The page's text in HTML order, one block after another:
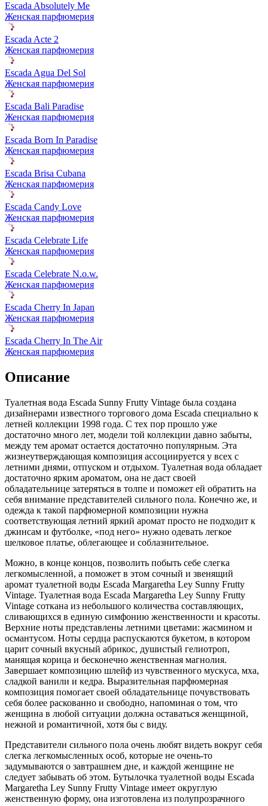
Escada Absolutely Me
Женская парфюмерия
Escada Acte 2
Женская парфюмерия
Escada Agua Del Sol
Женская парфюмерия
Escada Bali Paradise
Женская парфюмерия
Escada Born In Paradise
Женская парфюмерия
Escada Brisa Cubana
Женская парфюмерия
Escada Candy Love
Женская парфюмерия
Escada Celebrate Life
Женская парфюмерия
Escada Celebrate N.o.w.
Женская парфюмерия
Escada Cherry In Japan
Женская парфюмерия
Escada Cherry In The Air
Женская парфюмерия
Описание
Туалетная вода Escada Sunny Frutty Vintage была создана
дизайнерами известного торгового дома Escada специально к
летней коллекции 1998 года. С тех пор прошло уже
достаточно много лет, модели той коллекции давно забыты,
между тем аромат остается достаточно популярным. Эта
жизнеутверждающая композиция ассоциируется у всех с
летними днями, отпуском и отдыхом. Туалетная вода обладает
достаточно ярким ароматом, она не даст своей
обладательнице затеряться в толпе и поможет ей обратить на
себя внимание представителей сильного пола. Конечно же, и
одежда к такой парфюмерной композиции нужна
соответствующая летний яркий аромат просто не подходит к
джинсам и футболке, «под него» нужно одевать легкое
шелковое платье, облегающее и соблазнительное.
Можно, в конце концов, позволить побыть себе слегка
легкомысленной, а поможет в этом сочный и звенящий
аромат туалетной воды Escada Margaretha Ley Sunny Frutty
Vintage. Туалетная вода Escada Margaretha Ley Sunny Frutty
Vintage соткана из небольшого количества составляющих,
сливающихся в единую симфонию женственности и красоты.
Верхние ноты представлены летними цветами: жасмином и
османтусом. Ноты сердца распускаются букетом, в котором
царит сочный вкусный абрикос, душистый гелиотроп,
манящая корица и бесконечно женственная магнолия.
Завершает композицию шлейф из чувственного мускуса, мха,
сладкой ванили и кедра. Выразительная парфюмерная
композиция помогает своей обладательнице почувствовать
себя более раскованно и свободно, напоминая о том, что
женщина в любой ситуации должна оставаться женщиной,
нежной и романтичной, хотя бы с виду.
Представители сильного пола очень любят видеть вокруг себя
слегка легкомысленных особ, которые не очень-то
задумываются о завтрашнем дне, и каждой женщине не
следует забывать об этом. Бутылочка туалетной воды Escada
Margaretha Ley Sunny Frutty Vintage имеет округлую
женственную форму, она изготовлена из полупрозрачного